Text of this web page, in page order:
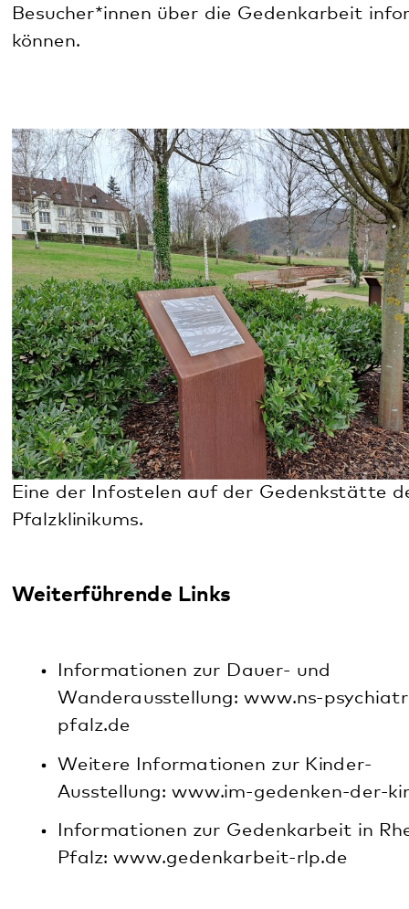
Anfahrt
Pfalzklinikum
Weinstraße 100
76889 Klingenmünster
T. 06349 900-0
E.info@pfalzklinikum.de
Social Media:
Datenschutz